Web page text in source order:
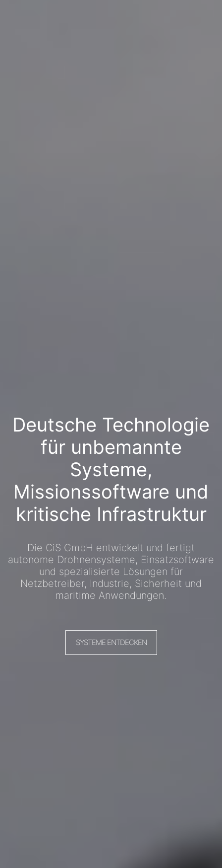
Deutsche Technologie
für unbemannte
Systeme,
Missionssoftware und
kritische Infrastruktur
Die CiS GmbH entwickelt und fertigt
autonome Drohnensysteme, Einsatzsoftware
und spezialisierte Lösungen für
Netzbetreiber, Industrie, Sicherheit und
maritime Anwendungen.
SYSTEME ENTDECKEN